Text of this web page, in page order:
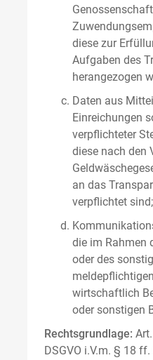
diese zur
Aufgaben des
herangezogen
Daten aus
Einreichungen
verpflichteter
diese nach den
an das
verpflichtet sind;
die im Rahmen
oder des
wirtschaftlich
oder sonstigen
Rechtsgrundlage:
DSGVO i.V.m. § 18